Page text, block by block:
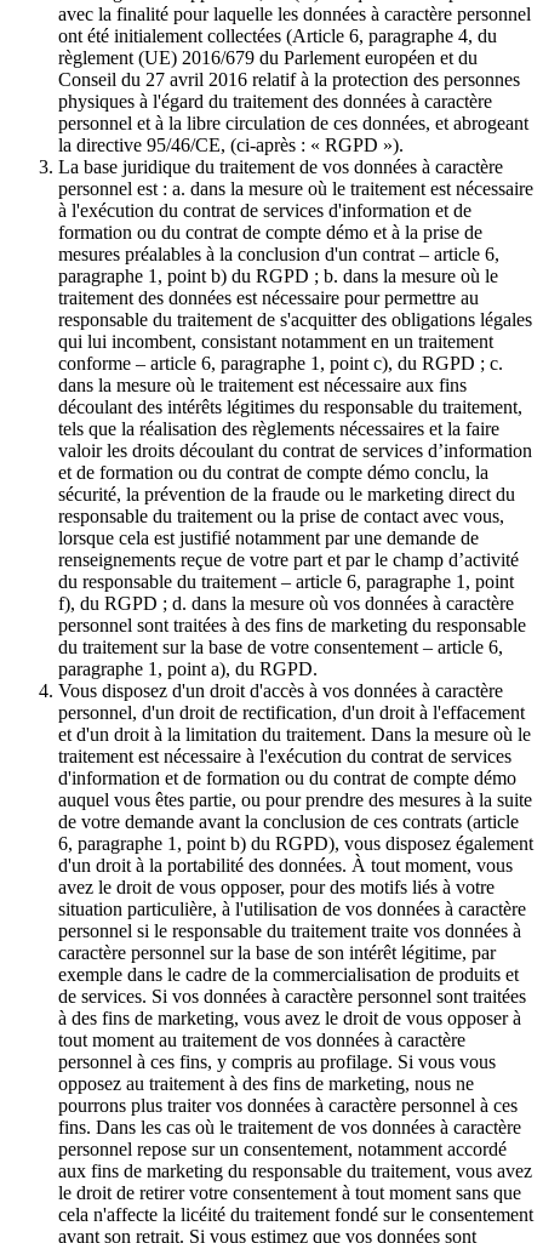
avec la finalité pour laquelle les données à caractère personnel
ont été initialement collectées (Article 6, paragraphe 4, du
règlement (UE) 2016/679 du Parlement européen et du
Conseil du 27 avril 2016 relatif à la protection des personnes
physiques à l'égard du traitement des données à caractère
personnel et à la libre circulation de ces données, et abrogeant
la directive 95/46/CE, (ci-après : « RGPD »).
La base juridique du traitement de vos données à caractère
personnel est : a. dans la mesure où le traitement est nécessaire
à l'exécution du contrat de services d'information et de
formation ou du contrat de compte démo et à la prise de
mesures préalables à la conclusion d'un contrat – article 6,
paragraphe 1, point b) du RGPD ; b. dans la mesure où le
traitement des données est nécessaire pour permettre au
responsable du traitement de s'acquitter des obligations légales
qui lui incombent, consistant notamment en un traitement
conforme – article 6, paragraphe 1, point c), du RGPD ; c.
dans la mesure où le traitement est nécessaire aux fins
découlant des intérêts légitimes du responsable du traitement,
tels que la réalisation des règlements nécessaires et la faire
valoir les droits découlant du contrat de services d’information
et de formation ou du contrat de compte démo conclu, la
sécurité, la prévention de la fraude ou le marketing direct du
responsable du traitement ou la prise de contact avec vous,
lorsque cela est justifié notamment par une demande de
renseignements reçue de votre part et par le champ d’activité
du responsable du traitement – article 6, paragraphe 1, point
f), du RGPD ; d. dans la mesure où vos données à caractère
personnel sont traitées à des fins de marketing du responsable
du traitement sur la base de votre consentement – article 6,
paragraphe 1, point a), du RGPD.
Vous disposez d'un droit d'accès à vos données à caractère
personnel, d'un droit de rectification, d'un droit à l'effacement
et d'un droit à la limitation du traitement. Dans la mesure où le
traitement est nécessaire à l'exécution du contrat de services
d'information et de formation ou du contrat de compte démo
auquel vous êtes partie, ou pour prendre des mesures à la suite
de votre demande avant la conclusion de ces contrats (article
6, paragraphe 1, point b) du RGPD), vous disposez également
d'un droit à la portabilité des données. À tout moment, vous
avez le droit de vous opposer, pour des motifs liés à votre
situation particulière, à l'utilisation de vos données à caractère
personnel si le responsable du traitement traite vos données à
caractère personnel sur la base de son intérêt légitime, par
exemple dans le cadre de la commercialisation de produits et
de services. Si vos données à caractère personnel sont traitées
à des fins de marketing, vous avez le droit de vous opposer à
tout moment au traitement de vos données à caractère
personnel à ces fins, y compris au profilage. Si vous vous
opposez au traitement à des fins de marketing, nous ne
pourrons plus traiter vos données à caractère personnel à ces
fins. Dans les cas où le traitement de vos données à caractère
personnel repose sur un consentement, notamment accordé
aux fins de marketing du responsable du traitement, vous avez
le droit de retirer votre consentement à tout moment sans que
cela n'affecte la licéité du traitement fondé sur le consentement
avant son retrait. Si vous estimez que vos données sont